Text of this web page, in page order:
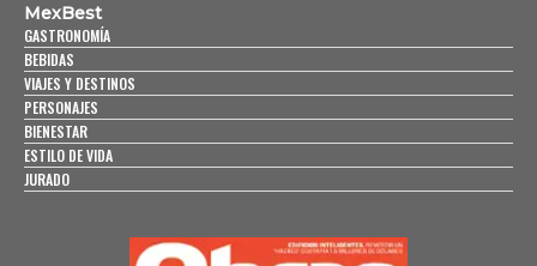
MexBest
GASTRONOMÍA
BEBIDAS
VIAJES Y DESTINOS
PERSONAJES
BIENESTAR
ESTILO DE VIDA
JURADO